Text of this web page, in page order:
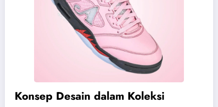
Konsep Desain dalam Koleksi